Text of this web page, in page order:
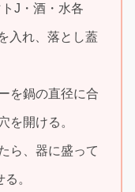
J・酒・水各
入れ、落とし蓋
を鍋の直径に合
を開ける。
ら、器に盛って
。